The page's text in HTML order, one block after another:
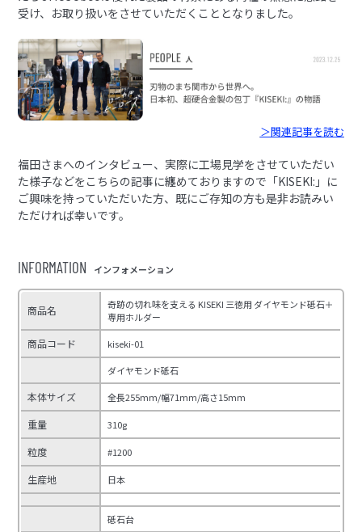
受け、お取り扱いをさせていただくこととなりました。
＞関連記事を読む
福田さまへのインタビュー、実際に工場見学をさせていただい
た様子などをこちらの記事に纏めておりますので「KISEKI:」に
ご興味を持っていただいた方、既にご存知の方も是非お読みい
ただければ幸いです。
INFORMATION インフォメーション
商品名
奇跡の切れ味を支える KISEKI 三徳用 ダイヤモンド砥石＋
専用ホルダー
商品コード kiseki-01
ダイヤモンド砥石
本体サイズ 全長255mm/幅71mm/高さ15mm
重量 310g
粒度 #1200
生産地 日本
砥石台